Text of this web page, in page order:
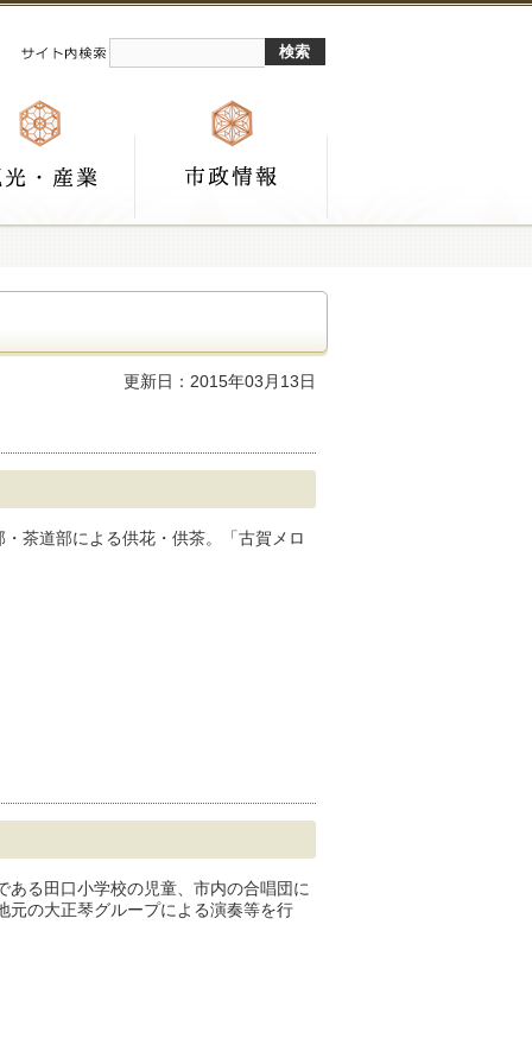
更新日：2015年03月13日
茶道部による供花・供茶。「古賀メロ
る田口小学校の児童、市内の合唱団に
元の大正琴グループによる演奏等を行